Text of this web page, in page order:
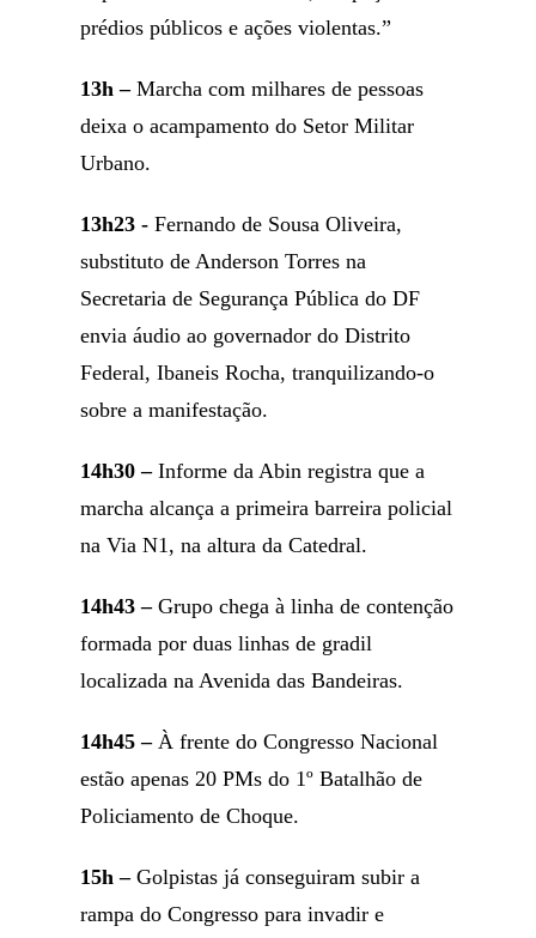
prédios públicos e ações violentas.”
13h –Marcha com milhares de pessoas
deixa o acampamento do Setor Militar
Urbano.
13h23 - Fernando de Sousa Oliveira,
substituto de Anderson Torres na
Secretaria de Segurança Pública do DF
envia áudio ao governador do Distrito
Federal, Ibaneis Rocha, tranquilizando-o
sobre a manifestação.
14h30 –Informe da Abin registra que a
marcha alcança a primeira barreira policial
na Via N1, na altura da Catedral.
14h43 –Grupo chega à linha de contenção
formada por duas linhas de gradil
localizada na Avenida das Bandeiras.
14h45 –À frente do Congresso Nacional
estão apenas 20 PMs do 1º Batalhão de
Policiamento de Choque.
15h –Golpistas já conseguiram subir a
rampa do Congresso para invadir e